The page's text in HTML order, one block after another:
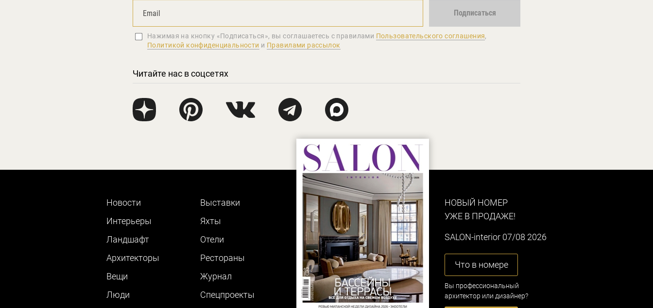
Подписаться
Нажимая на кнопку «Подписаться», вы соглашаетеcь с правилами Пользовательского соглашения,
Политикой конфиденциальности и Правилами рассылок
Читайте нас в соцсетях
Новости
Интерьеры
Ландшафт
Архитекторы
Вещи
Люди
Выставки
Яхты
Отели
Рестораны
Журнал
Cпецпроекты
НОВЫЙ НОМЕР
УЖЕ В ПРОДАЖЕ!
SALON-interior 07/08 2026
Что в номере
Вы профессиональный
архитектор или дизайнер?